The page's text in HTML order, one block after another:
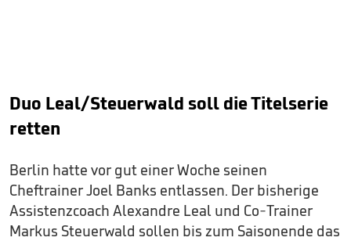
Duo Leal/Steuerwald soll die Titelserie
retten
Berlin hatte vor gut einer Woche seinen
Cheftrainer Joel Banks entlassen. Der bisherige
Assistenzcoach Alexandre Leal und Co-Trainer
Markus Steuerwald sollen bis zum Saisonende das